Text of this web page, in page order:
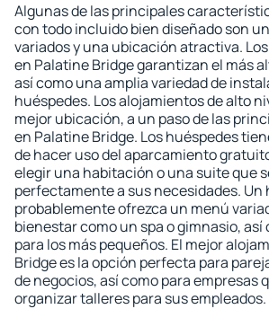
Algunas de las principales
con todo incluido bien diseñado son
variados y una ubicación atractiva.
en Palatine Bridge garantizan el más
así como una amplia variedad de
huéspedes. Los alojamientos de alto
mejor ubicación, a un paso de las
en Palatine Bridge. Los huéspedes
de hacer uso del aparcamiento
elegir una habitación o una suite que
perfectamente a sus necesidades. Un
probablemente ofrezca un menú
bienestar como un spa o gimnasio,
para los más pequeños. El mejor
Bridge es la opción perfecta para
de negocios, así como para empresas
organizar talleres para sus empleados.